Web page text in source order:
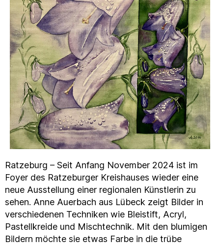
Ratzeburg – Seit Anfang November 2024 ist im
Foyer des Ratzeburger Kreishauses wieder eine
neue Ausstellung einer regionalen Künstlerin zu
sehen. Anne Auerbach aus Lübeck zeigt Bilder in
verschiedenen Techniken wie Bleistift, Acryl,
Pastellkreide und Mischtechnik. Mit den blumigen
Bildern möchte sie etwas Farbe in die trübe